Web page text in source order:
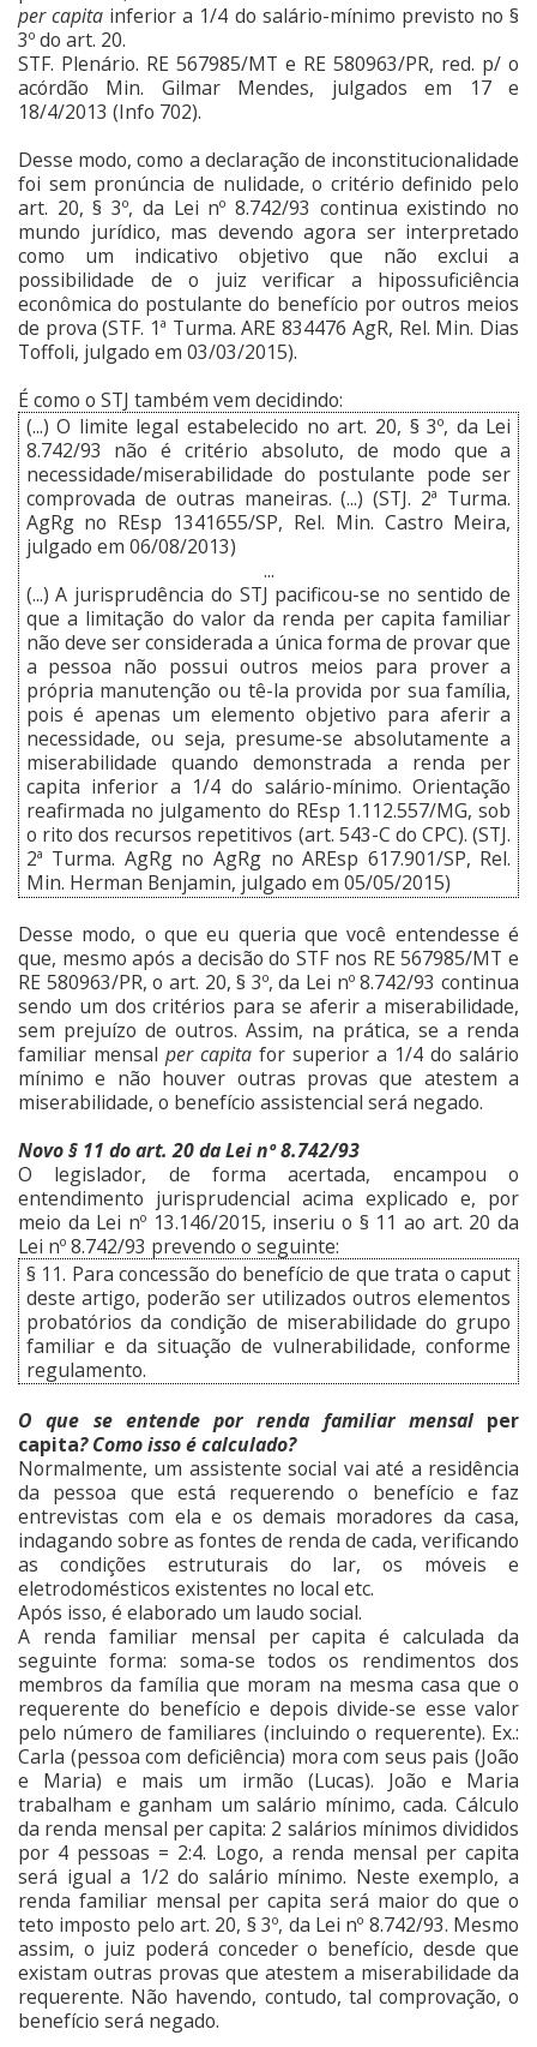
per capita inferior a 1/4 do salário-mínimo previsto no §
3º do art. 20.
STF. Plenário. RE 567985/MT e RE 580963/PR, red. p/ o
acórdão Min. Gilmar Mendes, julgados em 17 e
18/4/2013 (Info 702).
Desse modo, como a declaração de inconstitucionalidade
foi sem pronúncia de nulidade, o critério definido pelo
art. 20, § 3º, da Lei nº 8.742/93 continua existindo no
mundo jurídico, mas devendo agora ser interpretado
como um indicativo objetivo que não exclui a
possibilidade de o juiz verificar a hipossuficiência
econômica do postulante do benefício por outros meios
de prova (STF. 1ª Turma. ARE 834476 AgR, Rel. Min. Dias
Toffoli, julgado em 03/03/2015).
É como o STJ também vem decidindo:
(...) O limite legal estabelecido no art. 20, § 3º, da Lei
8.742/93 não é critério absoluto, de modo que a
necessidade/miserabilidade do postulante pode ser
comprovada de outras maneiras. (...) (STJ. 2ª Turma.
AgRg no REsp 1341655/SP, Rel. Min. Castro Meira,
julgado em 06/08/2013)
...
(...) A jurisprudência do STJ pacificou-se no sentido de
que a limitação do valor da renda per capita familiar
não deve ser considerada a única forma de provar que
a pessoa não possui outros meios para prover a
própria manutenção ou tê-la provida por sua família,
pois é apenas um elemento objetivo para aferir a
necessidade, ou seja, presume-se absolutamente a
miserabilidade quando demonstrada a renda per
capita inferior a 1/4 do salário-mínimo. Orientação
reafirmada no julgamento do REsp 1.112.557/MG, sob
o rito dos recursos repetitivos (art. 543-C do CPC). (STJ.
2ª Turma. AgRg no AgRg no AREsp 617.901/SP, Rel.
Min. Herman Benjamin, julgado em 05/05/2015)
Desse modo, o que eu queria que você entendesse é
que, mesmo após a decisão do STF nos RE 567985/MT e
RE 580963/PR, o art. 20, § 3º, da Lei nº 8.742/93 continua
sendo um dos critérios para se aferir a miserabilidade,
sem prejuízo de outros. Assim, na prática, se a renda
familiar mensal per capita for superior a 1/4 do salário
mínimo e não houver outras provas que atestem a
miserabilidade, o benefício assistencial será negado.
Novo § 11 do art. 20 da Lei nº 8.742/93
O legislador, de forma acertada, encampou o
entendimento jurisprudencial acima explicado e, por
meio da Lei nº 13.146/2015, inseriu o § 11 ao art. 20 da
Lei nº 8.742/93 prevendo o seguinte:
§ 11. Para concessão do benefício de que trata o caput
deste artigo, poderão ser utilizados outros elementos
probatórios da condição de miserabilidade do grupo
familiar e da situação de vulnerabilidade, conforme
regulamento.
O que se entende por renda familiar mensal per
capita? Como isso é calculado?
Normalmente, um assistente social vai até a residência
da pessoa que está requerendo o benefício e faz
entrevistas com ela e os demais moradores da casa,
indagando sobre as fontes de renda de cada, verificando
as condições estruturais do lar, os móveis e
eletrodomésticos existentes no local etc.
Após isso, é elaborado um laudo social.
A renda familiar mensal per capita é calculada da
seguinte forma: soma-se todos os rendimentos dos
membros da família que moram na mesma casa que o
requerente do benefício e depois divide-se esse valor
pelo número de familiares (incluindo o requerente). Ex.:
Carla (pessoa com deficiência) mora com seus pais (João
e Maria) e mais um irmão (Lucas). João e Maria
trabalham e ganham um salário mínimo, cada. Cálculo
da renda mensal per capita: 2 salários mínimos divididos
por 4 pessoas = 2:4. Logo, a renda mensal per capita
será igual a 1/2 do salário mínimo. Neste exemplo, a
renda familiar mensal per capita será maior do que o
teto imposto peloart. 20, § 3º, da Lei nº 8.742/93. Mesmo
assim, o juiz poderá conceder o benefício, desde que
existam outras provas que atestem a miserabilidade da
requerente. Não havendo, contudo, tal comprovação, o
benefício será negado.